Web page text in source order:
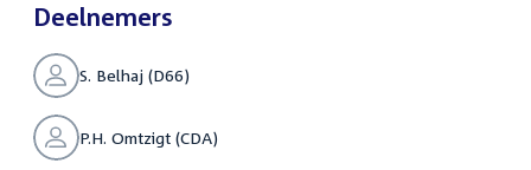
Deelnemers
S. Belhaj (D66)
P.H. Omtzigt (CDA)